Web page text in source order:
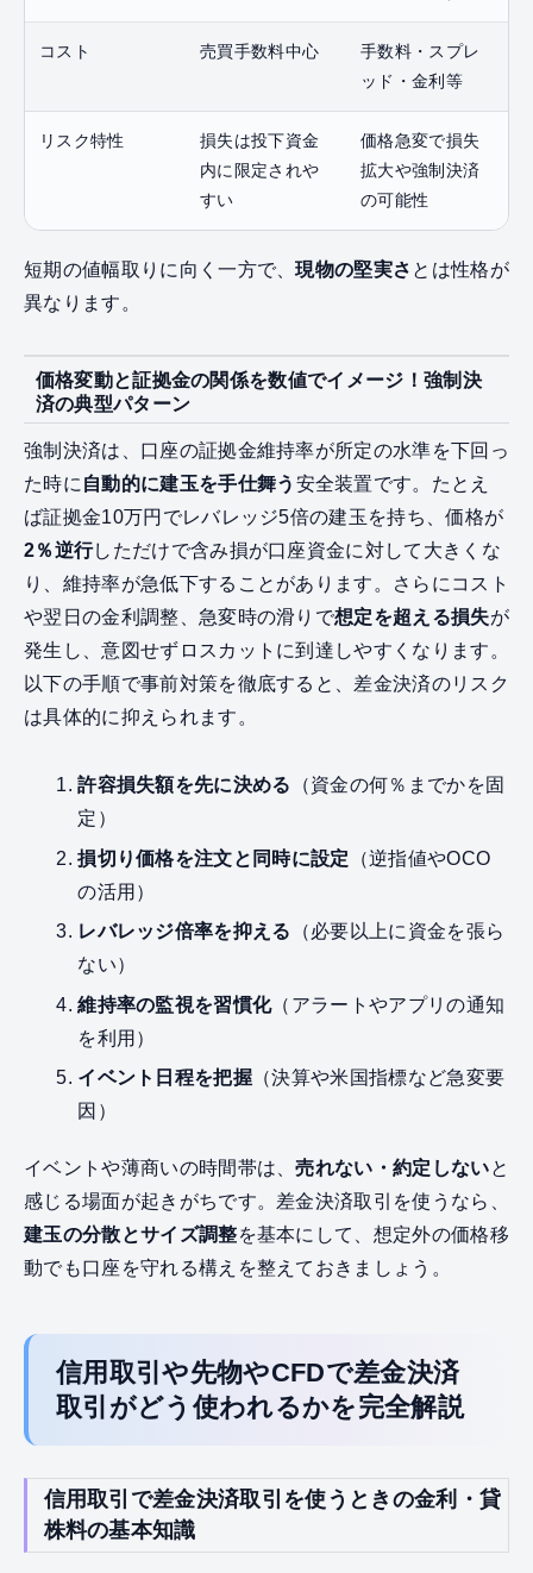
コスト 売買手数料中心
手数料・スプレ
ッド・金利等
リスク特性
損失は投下資金
内に限定されや
すい
価格急変で損失
拡大や強制決済
の可能性
短期の値幅取りに向く一方で、現物の堅実さ とは性格が
異なります。
価格変動と証拠金の関係を数値でイメージ！強制決
済の典型パターン
強制決済は、口座の証拠金維持率が所定の水準を下回っ
た時に 自動的に建玉を手仕舞う 安全装置です。たとえ
ば証拠金10万円でレバレッジ5倍の建玉を持ち、価格が
2％逆行しただけで含み損が口座資金に対して大きくな
り、維持率が急低下することがあります。さらにコスト
や翌日の金利調整、急変時の滑りで想定を超える損失が
発生し、意図せずロスカットに到達しやすくなります。
以下の手順で事前対策を徹底すると、差金決済のリスク
は具体的に抑えられます。
許容損失額を先に決める
（資金の何％までかを固
定）
損切り価格を注文と同時に設定 （逆指値やOCO
の活用）
レバレッジ倍率を抑える
（必要以上に資金を張ら
ない）
維持率の監視を習慣化（アラートやアプリの通知
を利用）
イベント日程を把握 （決算や米国指標など急変要
因）
イベントや薄商いの時間帯は、売れない・約定しないと
感じる場面が起きがちです。差金決済取引を使うなら、
建玉の分散とサイズ調整を基本にして、想定外の価格移
動でも口座を守れる構えを整えておきましょう。
信用取引や先物やCFDで差金決済
取引がどう使われるかを完全解説
信用取引で差金決済取引を使うときの金利・貸
株料の基本知識